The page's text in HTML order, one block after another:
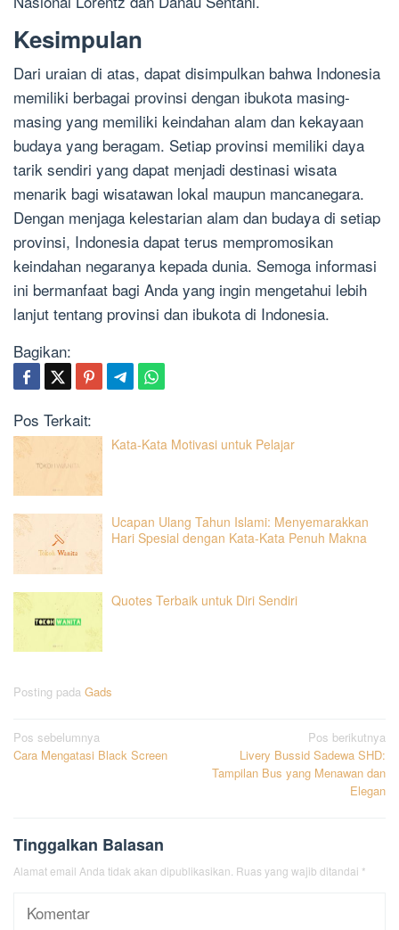
Kesimpulan
Dari uraian di atas, dapat disimpulkan bahwa Indonesia
memiliki berbagai provinsi dengan ibukota masing-
masing yang memiliki keindahan alam dan kekayaan
budaya yang beragam. Setiap provinsi memiliki daya
tarik sendiri yang dapat menjadi destinasi wisata
menarik bagi wisatawan lokal maupun mancanegara.
Dengan menjaga kelestarian alam dan budaya di setiap
provinsi, Indonesia dapat terus mempromosikan
keindahan negaranya kepada dunia. Semoga informasi
ini bermanfaat bagi Anda yang ingin mengetahui lebih
lanjut tentang provinsi dan ibukota di Indonesia.
Bagikan:
Pos Terkait:
Kata-Kata Motivasi untuk Pelajar
Ucapan Ulang Tahun Islami: Menyemarakkan
Hari Spesial dengan Kata-Kata Penuh Makna
Quotes Terbaik untuk Diri Sendiri
Posting pada Gads
Navigasi
pos
Pos sebelumnya
Cara Mengatasi Black Screen
Pos berikutnya
Livery Bussid Sadewa SHD:
Tampilan Bus yang Menawan dan
Elegan
Tinggalkan Balasan
Alamat email Anda tidak akan dipublikasikan. Ruas yang wajib ditandai *